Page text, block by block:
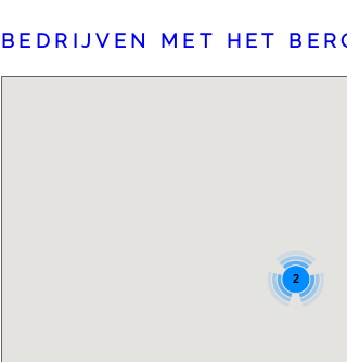
BEDRIJVEN MET HET
2